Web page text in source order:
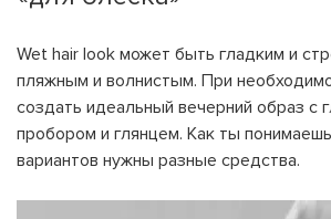
Wet hair look может быть гладким и
пляжным и волнистым. При
создать идеальный вечерний образ с
пробором и глянцем. Как ты
вариантов нужны разные средства.